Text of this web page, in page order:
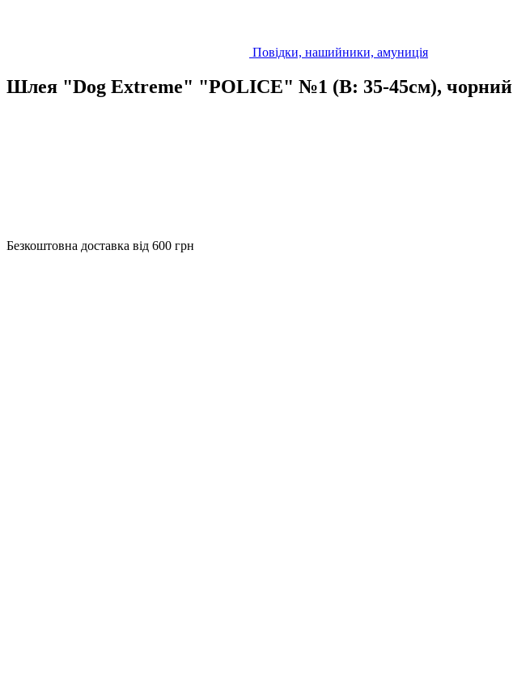
Повідки, нашийники, амуниція
Шлея "Dog Extremе" "POLICE" №1 (В: 35-45см), чорний
Безкоштовна доставка від 600 грн